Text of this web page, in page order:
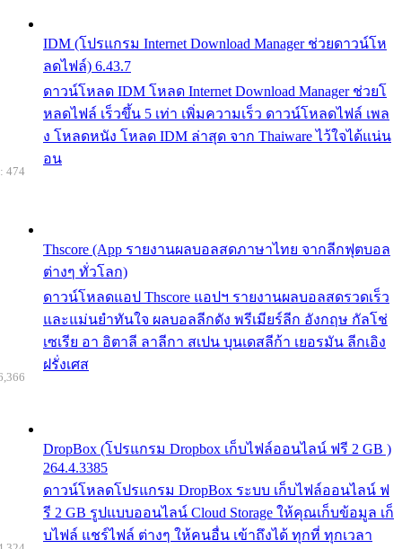
IDM (โปรแกรม Internet Download Manager ช่วยดาวน์โห
ลดไฟล์) 6.43.7
ดาวน์โหลด IDM โหลด Internet Download Manager ช่วยโ
หลดไฟล์ เร็วขึ้น 5 เท่า เพิ่มความเร็ว ดาวน์โหลดไฟล์ เพล
ง โหลดหนัง โหลด IDM ล่าสุด จาก Thaiware ไว้ใจได้แน่น
อน
Thscore (App รายงานผลบอลสดภาษาไทย จากลีกฟุตบอล
ต่างๆ ทั่วโลก)
ดาวน์โหลดแอป Thscore แอปฯ รายงานผลบอลสดรวดเร็ว
และแม่นยำทันใจ ผลบอลลีกดัง พรีเมียร์ลีก อังกฤษ กัลโช่
เซเรีย อา อิตาลี ลาลีกา สเปน บุนเดสลีก้า เยอรมัน ลีกเอิง
ฝรั่งเศส
474
DropBox (โปรแกรม Dropbox เก็บไฟล์ออนไลน์ ฟรี 2 GB )
264.4.3385
ดาวน์โหลดโปรแกรม DropBox ระบบ เก็บไฟล์ออนไลน์ ฟ
รี 2 GB รูปแบบออนไลน์ Cloud Storage ให้คุณเก็บข้อมูล เก็
บไฟล์ แชร์ไฟล์ ต่างๆ ให้คนอื่น เข้าถึงได้ ทุกที่ ทุกเวลา